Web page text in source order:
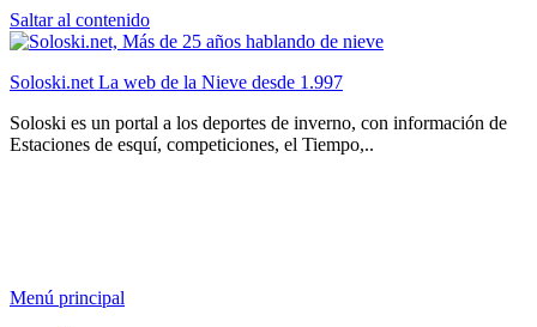
Saltar al contenido
Soloski.net La web de la Nieve desde 1.997
Soloski es un portal a los deportes de inverno, con información de
Estaciones de esquí, competiciones, el Tiempo,..
Menú principal